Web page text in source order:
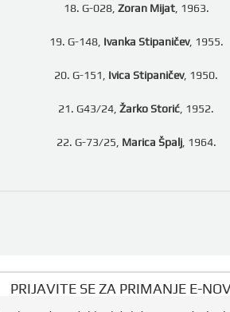
18. G-028, Zoran Mijat, 1963.
19. G-148, Ivanka Stipaničev, 1955.
20. G-151, Ivica Stipaničev, 1950.
21. G43/24, Žarko Storić , 1952.
22. G-73/25, Marica Špalj, 1964.
PRIJAVITE SE ZA PRIMANJE E-